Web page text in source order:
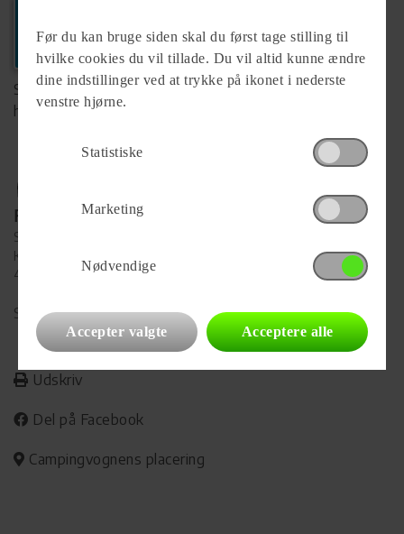
+45 55700020
Se komplet info på forhandlerens
hjemmeside
Forhandler
Slagelse Camping & Outdoor Center
Karolinevej 2C
4200 Slagelse
Se alle22vogne for forhandleren
Udskriv
Del på Facebook
Campingvognens placering
Før du kan bruge siden skal du først tage stilling til
hvilke cookies du vil tillade. Du vil altid kunne ændre
dine indstillinger ved at trykke på ikonet i nederste
venstre hjørne.
Statistiske
Marketing
Nødvendige
Accepter valgte Acceptere alle